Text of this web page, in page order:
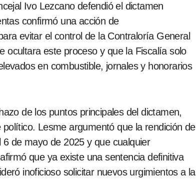
Ivo Lezcano defendió el dictamen
confirmó una acción de
evitar el control de la Contraloría General
ocultara este proceso y que la Fiscalía solo
en combustible, jornales y honorarios
de los puntos principales del dictamen,
Lesme argumentó que la rendición de
de mayo de 2025 y que cualquier
que ya existe una sentencia definitiva
inoficioso solicitar nuevos urgimientos a la